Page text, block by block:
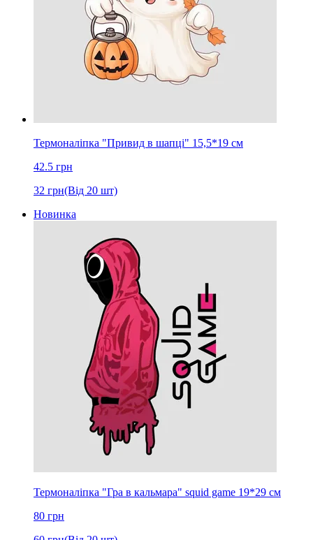
Термоналіпка "Привид в шапці" 15,5*19 cм
42.5 грн
32 грн(Від 20 шт)
Новинка
Термоналіпка "Гра в кальмара" squid game 19*29 см
80 грн